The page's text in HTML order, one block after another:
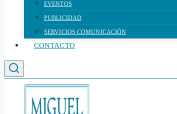
EVENTOS
PUBLICIDAD
SERVICIOS COMUNICACIÓN
CONTACTO